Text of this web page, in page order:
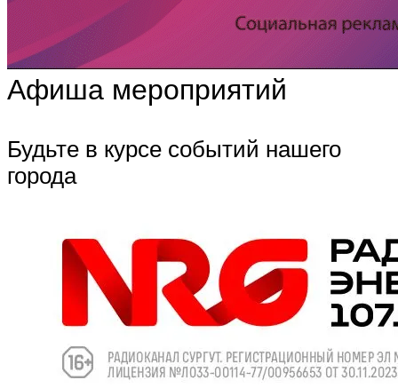
Афиша мероприятий
Будьте в курсе событий нашего
города